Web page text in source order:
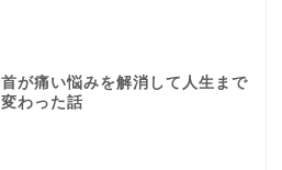
首が痛い悩みを解消して人生まで
変わった話